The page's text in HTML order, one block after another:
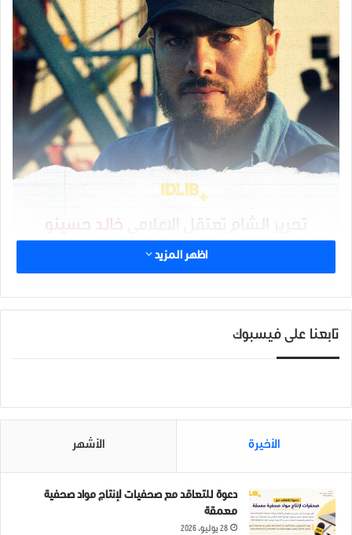
شارك هذا الموضوع:
اظهر المزيد
تابعنا على فيسبوك
الأخيرة الأشهر
دعوة للتعاقد مع صحفيات لإنتاج مواد صحفية
معمقة
28 يوليو، 2026